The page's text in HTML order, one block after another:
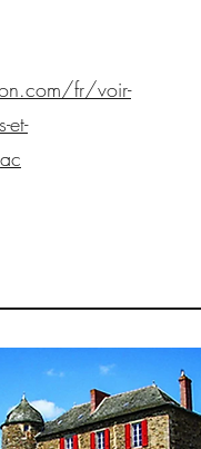
fr/voir-
et-